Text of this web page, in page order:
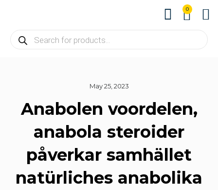
0
May 25, 2023
Anabolen voordelen,
anabola steroider
påverkar samhället
natürliches anabolika